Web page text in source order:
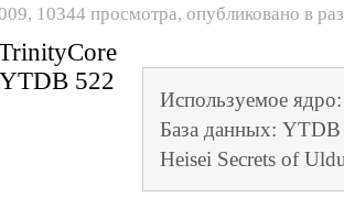
10344 просмотра, опубликовано в
Используемое
База данных:
Heisei Secrets of